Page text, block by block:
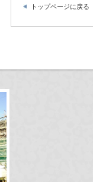
トップページに戻る